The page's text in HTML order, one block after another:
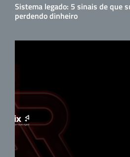
Sistema legado: 5 sinais de que
perdendo dinheiro